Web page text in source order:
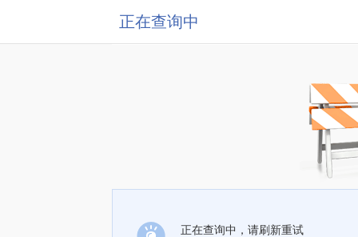
正在查询中
正在查询中，请刷新重试